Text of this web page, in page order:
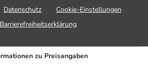
Datenschutz
Cookie-Einstellungen
Barrierefreiheitserklärung
zu Preisangaben